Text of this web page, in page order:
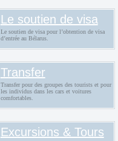
Le soutien de visa
Le soutien de visa pour l’obtention de visa
d’entrée au Bélarus.
Transfer
Transfer pour des groupes des tourists et pour
les individus dans les cars et voitures
comfortables.
Excursions & Tours